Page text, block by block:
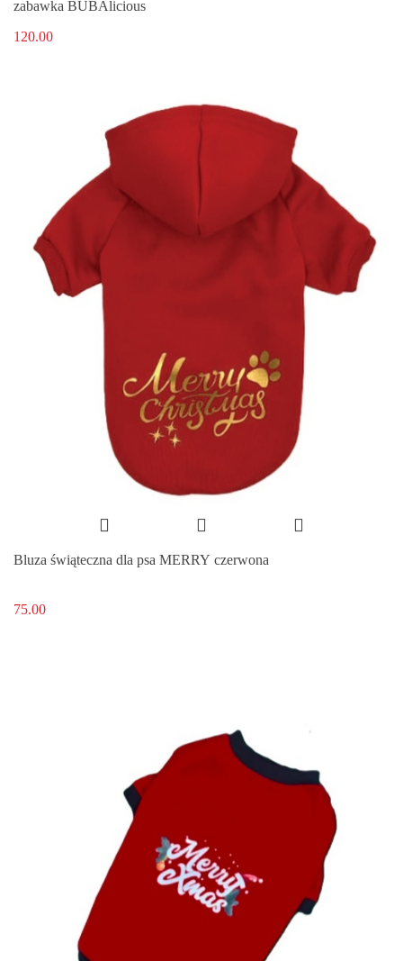
zabawka BUBAlicious
120.00
Bluza świąteczna dla psa MERRY czerwona
75.00